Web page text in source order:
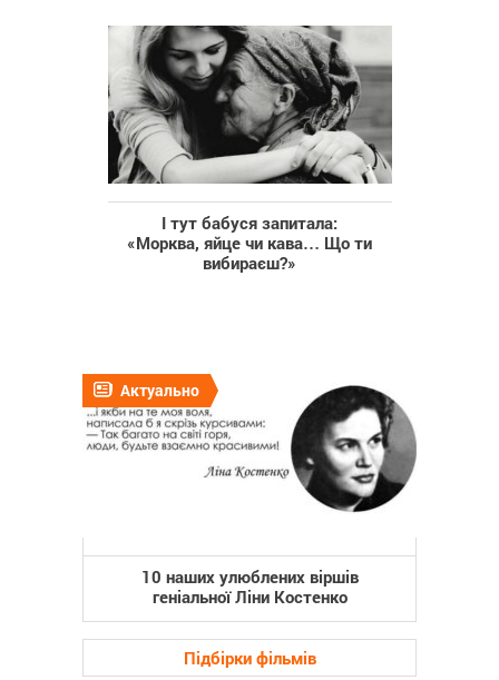
І тут бабуся запитала:
«Морква, яйце чи кава… Що ти
вибираєш?»
Актуально
10 наших улюблених віршів
геніальної Ліни Костенко
Підбірки фільмів